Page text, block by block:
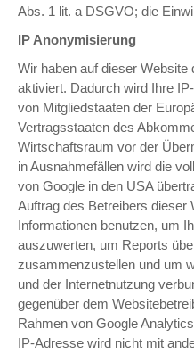
Abs. 1 lit. a DSGVO; die
IP Anonymisierung
Wir haben auf dieser
aktiviert. Dadurch wird Ihre
von Mitgliedstaaten der
Vertragsstaaten des
Wirtschaftsraum vor der
in Ausnahmefällen wird die
von Google in den USA
Auftrag des Betreibers dieser
Informationen benutzen, um
auszuwerten, um Reports
zusammenzustellen und um
und der Internetnutzung
gegenüber dem
Rahmen von Google
IP-Adresse wird nicht mit